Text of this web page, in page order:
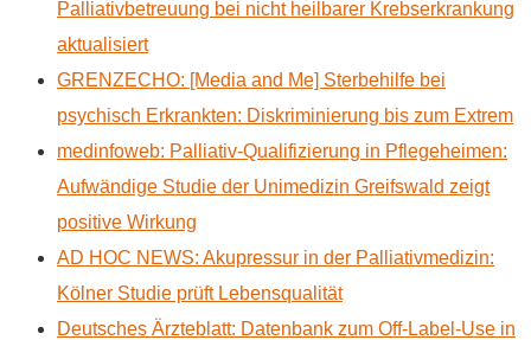
Palliativbetreuung bei nicht heilbarer Krebserkrankung
aktualisiert
GRENZECHO: [Media and Me] Sterbehilfe bei
psychisch Erkrankten: Diskriminierung bis zum Extrem
medinfoweb: Palliativ-Qualifizierung in Pflegeheimen:
Aufwändige Studie der Unimedizin Greifswald zeigt
positive Wirkung
AD HOC NEWS: Akupressur in der Palliativmedizin:
Kölner Studie prüft Lebensqualität
Deutsches Ärzteblatt: Datenbank zum Off-Label-Use in